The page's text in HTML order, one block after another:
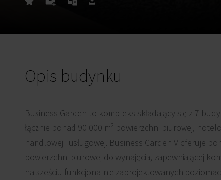
Opis budynku
Business Garden to kompleks składający się z 7
łącznie ponad 90 000 m² powierzchni biurowej,
handlowej i usługowej. Business Garden V oferuje
powierzchni biurowej do wynajęcia, zapewniającej
na sześciu funkcjonalnie zaprojektowanych